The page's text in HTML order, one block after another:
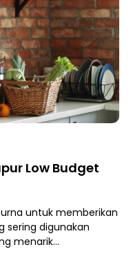
Low Budget
untuk memberikan
sering digunakan
menarik…